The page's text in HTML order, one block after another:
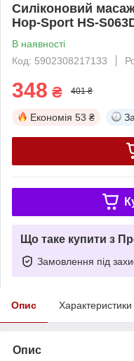
Силіконовий
Hop-Sport HS-
В наявності
Код: 5902308217133
348 ₴ 401 ₴
Економія 53 ₴
Що таке купити з
Замовлення під
Опис Характеристики
Опис